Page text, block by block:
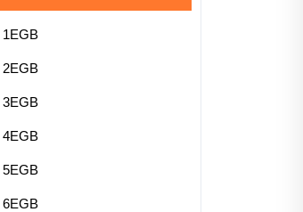
1EGB
2EGB
3EGB
4EGB
5EGB
6EGB